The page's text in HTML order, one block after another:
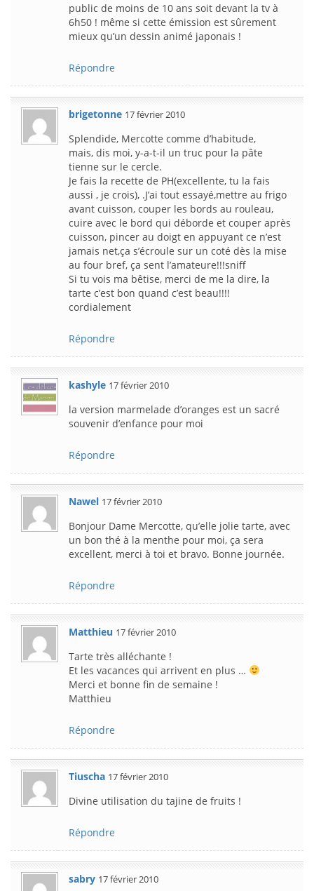
public de moins de 10 ans soit devant la tv à
6h50 ! même si cette émission est sûrement
mieux qu’un dessin animé japonais !
Répondre
brigetonne 17 février 2010
Splendide, Mercotte comme d’habitude,
mais, dis moi, y-a-t-il un truc pour la pâte
tienne sur le cercle.
Je fais la recette de PH(excellente, tu la fais
aussi , je crois), .J’ai tout essayé,mettre au frigo
avant cuisson, couper les bords au rouleau,
cuire avec le bord qui déborde et couper après
cuisson, pincer au doigt en appuyant ce n’est
jamais net,ça s’écroule sur un coté dès la mise
au four bref, ça sent l’amateure!!!sniff
Si tu vois ma bêtise, merci de me la dire, la
tarte c’est bon quand c’est beau!!!!
cordialement
Répondre
kashyle 17 février 2010
la version marmelade d’oranges est un sacré
souvenir d’enfance pour moi
Répondre
Nawel 17 février 2010
Bonjour Dame Mercotte, qu’elle jolie tarte, avec
un bon thé à la menthe pour moi, ça sera
excellent, merci à toi et bravo. Bonne journée.
Répondre
Matthieu 17 février 2010
Tarte très alléchante !
Et les vacances qui arrivent en plus …
Merci et bonne fin de semaine !
Matthieu
Répondre
Tiuscha 17 février 2010
Divine utilisation du tajine de fruits !
Répondre
sabry 17 février 2010